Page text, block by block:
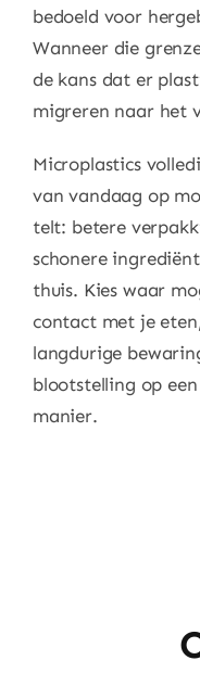
bedoeld voor
Wanneer die
de kans dat er
migreren naar het
Microplastics
van vandaag op
telt: betere
schonere
thuis. Kies waar
contact met je
langdurige
blootstelling op
manier.